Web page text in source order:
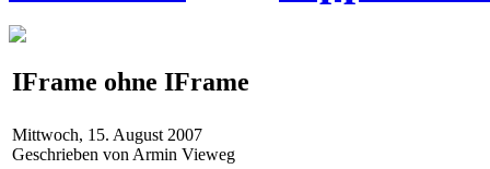
IFrame ohne IFrame
Mittwoch, 15. August 2007
Geschrieben von Armin Vieweg